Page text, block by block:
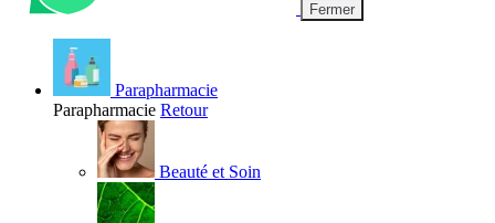
Fermer
Parapharmacie
Parapharmacie Retour
Beauté et Soin